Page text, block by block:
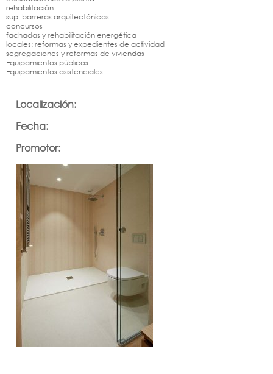
rehabilitación
sup. barreras arquitectónicas
concursos
fachadas y rehabilitación energética
locales: reformas y expedientes de actividad
segregaciones y reformas de viviendas
Equipamientos públicos
Equipamientos asistenciales
Localización:
Fecha:
Promotor: